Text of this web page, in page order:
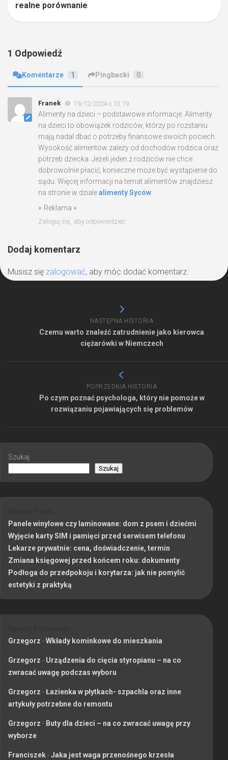
realne porównanie
1 Odpowiedź
Komentarze 1 Pingbacki 0
Franek 19/12/2024 o 13:19
Alimenty na dzieci – podstawowe informacje. Alimenty
na dzieci to obowiązek rodziców, którzy po rozstaniu
mają nadal dbać o potrzeby finansowe swoich pociech.
Wysokość alimentów zależy od dochodów rodzica oraz
potrzeb dziecka. Jeżeli jeden z rodziców nie chce
dobrowolnie płacić, konieczne może być wystąpienie do
sądu. Więcej informacji na temat alimentów znajdziesz
na stronie w dzialealimenty Syców.
+ Reklama +
Zaloguj się, aby odpowiedzieć
Dodaj komentarz
Musisz się zalogować, aby móc dodać komentarz.
NASTĘPNA HISTORIA
Czemu warto znaleźć zatrudnienie jako kierowca
ciężarówki w Niemczech
POPRZEDNIA HISTORIA
Po czym poznać psychologa, który nie pomoże w
rozwiązaniu pojawiających się problemów
Szukaj
Szukaj
Panele winylowe czy laminowane: dom z psem i dziećmi
Wyjęcie karty SIM i pamięci przed serwisem telefonu
Lekarze prywatnie: cena, doświadczenie, termin
Zmiana księgowej przed końcem roku: dokumenty
Podłoga do przedpokoju i korytarza: jak nie pomylić
estetyki z praktyką
Grzegorz -Wkłady kominkowe do mieszkania
Grzegorz - Urządzenia do cięcia styropianu – na co
zwracać uwagę podczas wyboru
Grzegorz -Łazienka w płytkach- szpachla oraz inne
artykuły potrzebne do remontu
Grzegorz - Buty dla dzieci – na co zwracać uwagę przy
wyborze
Franciszek-Jaka jest waga przenośnego krzesła